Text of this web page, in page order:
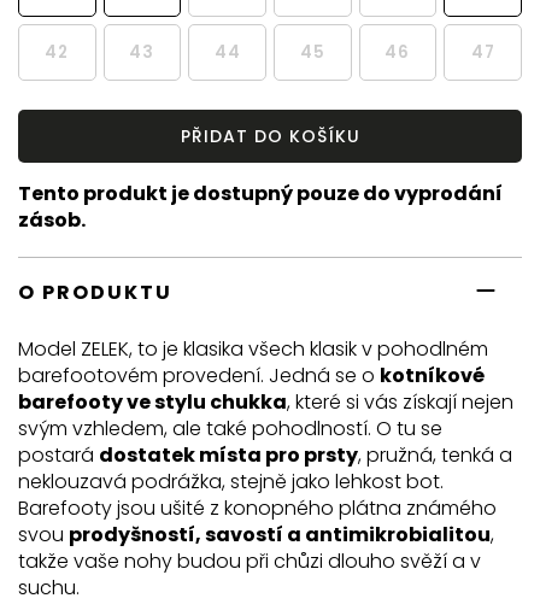
42 43 44 45 46 47
PŘIDAT DO KOŠÍKU
Tento produkt je dostupný pouze do vyprodání
zásob.
O PRODUKTU
Model ZELEK, to je klasika všech klasik v pohodlném
barefootovém provedení. Jedná se o kotníkové
barefooty ve stylu chukka, které si vás získají nejen
svým vzhledem, ale také pohodlností. O tu se
postará dostatek místa pro prsty, pružná, tenká a
neklouzavá podrážka, stejně jako lehkost bot.
Barefooty jsou ušité z konopného plátna známého
svou prodyšností, savostí a antimikrobialitou,
takže vaše nohy budou při chůzi dlouho svěží a v
suchu.